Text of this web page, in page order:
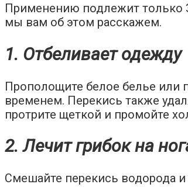
Применению подлежит только
мы вам об этом расскажем.
1. Отбеливает одежду
Прополощите белое белье или
временем. Перекись также
протрите щеткой и промойте
2. Лечит грибок на
Смешайте перекись водорода